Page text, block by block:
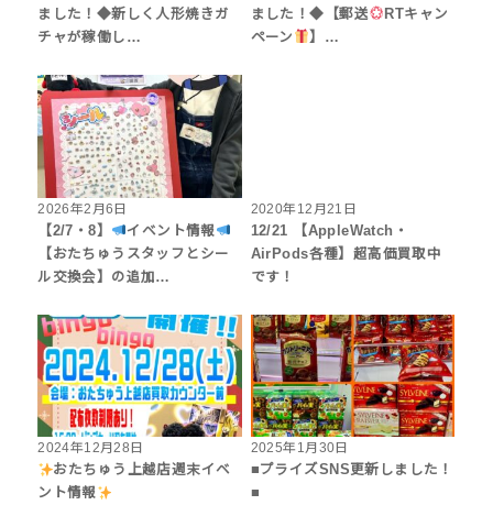
ました！◆新しく人形焼きガ
チャが稼働し…
ました！◆【郵送
RTキャン
ペーン
】…
2026年2月6日
【2/7・8】
イベント情報
【おたちゅうスタッフとシー
ル交換会】の追加…
2020年12月21日
12/21 【AppleWatch・
AirPods各種】超高価買取中
です！
2024年12月28日
おたちゅう上越店週末イベ
ント情報
2025年1月30日
■プライズSNS更新しました！
■